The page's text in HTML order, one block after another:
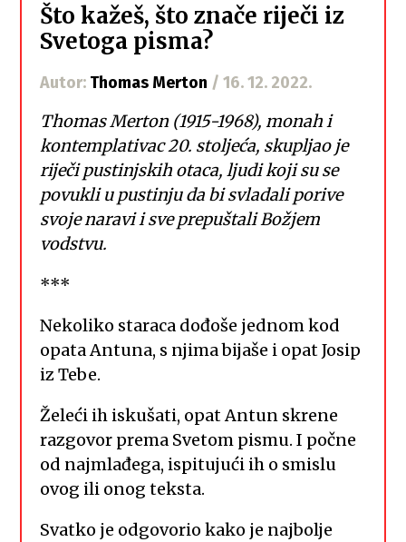
Što kažeš, što znače riječi iz
Svetoga pisma?
Autor: Thomas Merton / 16. 12. 2022.
Thomas Merton (1915-1968), monah i
kontemplativac 20. stoljeća, skupljao je
riječi pustinjskih otaca, ljudi koji su se
povukli u pustinju da bi svladali porive
svoje naravi i sve prepuštali Božjem
vodstvu.
***
Nekoliko staraca dođoše jednom kod
opata Antuna, s njima bijaše i opat Josip
iz Tebe.
Želeći ih iskušati, opat Antun skrene
razgovor prema Svetom pismu. I počne
od najmlađega, ispitujući ih o smislu
ovog ili onog teksta.
Svatko je odgovorio kako je najbolje